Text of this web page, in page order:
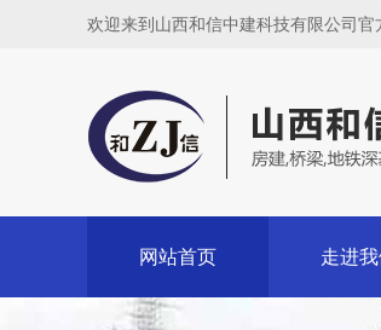
欢迎来到山西和信中建科技有限公司官
网站首页 走进